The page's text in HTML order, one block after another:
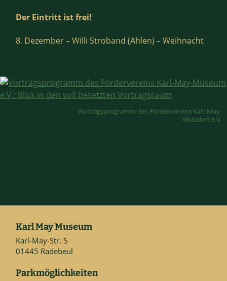
Der Eintritt ist frei!
8. Dezember – Willi Stroband (Ahlen) – Weihnacht
Vortragsprogramm des Fördervereins Karl-May-
Museum e.V.
Karl May Museum
Karl-May-Str. 5
01445 Radebeul
Parkmöglichkeiten